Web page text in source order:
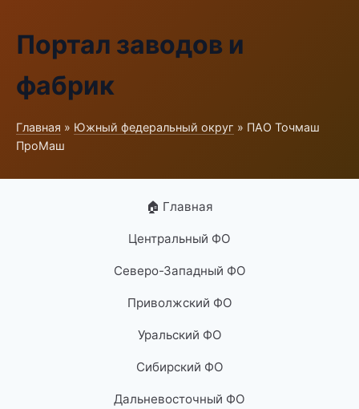
Портал заводов и
фабрик
Главная » Южный федеральный округ » ПАО Точмаш
ПроМаш
🏠 Главная
Центральный ФО
Северо-Западный ФО
Приволжский ФО
Уральский ФО
Сибирский ФО
Дальневосточный ФО